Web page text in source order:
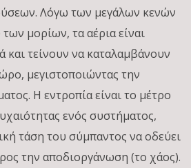
Λόγω των μεγάλων κενών
μορίων, τα αέρια είναι
και τείνουν να καταλαμβάνουν
μεγιστοποιώντας την
Η εντροπία είναι το μέτρο
ενός συστήματος,
τάση του σύμπαντος να οδεύει
την αποδιοργάνωση (το χάος).